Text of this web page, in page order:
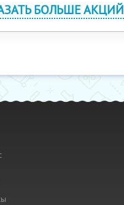
БОЛЬШЕ АКЦИЙ